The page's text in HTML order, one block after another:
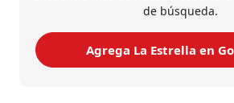
de búsqueda.
Agrega La Estrella en